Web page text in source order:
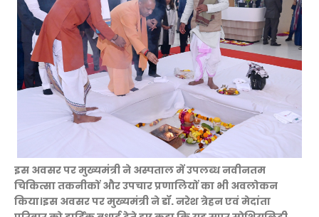
इस अवसर पर मुख्यमंत्री ने अस्पताल में उपलब्ध नवीनतम
चिकित्सा तकनीकों और उपचार प्रणालियों का भी अवलोकन
किया।इस अवसर पर मुख्यमंत्री ने डॉ. नरेश त्रेहन एवं मेदांता